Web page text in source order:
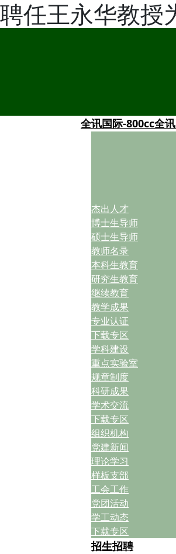
聘任王永华教授
全讯国际-800cc全
杰出人才
博士生导师
硕士生导师
教师名录
本科生教育
研究生教育
继续教育
教学成果
专业认证
下载专区
学科建设
重点实验室
规章制度
科研成果
学术交流
下载专区
组织机构
党建新闻
理论学习
样板支部
工会工作
党团活动
学工动态
下载专区
招生招聘